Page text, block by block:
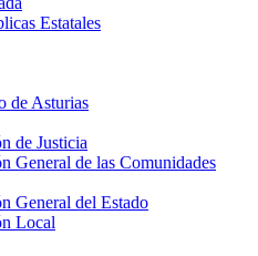
Estatales
de Asturias
de Justicia
General de las Comunidades
General del Estado
Local